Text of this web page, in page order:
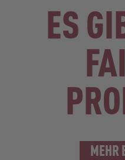
ES
MEHR